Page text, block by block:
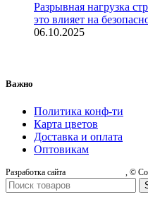
Разрывная нагрузка
это влияет на
06.10.2025
Важно
Политика конф-ти
Карта цветов
Доставка и оплата
Оптовикам
Разработка сайта , ©